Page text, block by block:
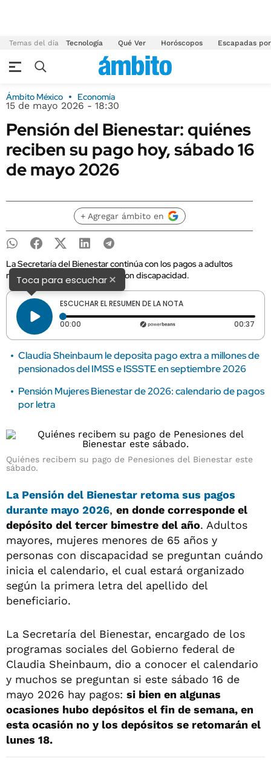
Temas del día Tecnología Qué Ver Horóscopos Escapadas
Ámbito México Economía
15 de mayo 2026 - 18:30
Pensión del Bienestar: quiénes
reciben su pago hoy, sábado 16
de mayo 2026
+ Agregar ámbito en
La Secretaría del Bienestar continúa con los pagos a adultos
mayores, mujeres y personas con discapacidad.
Toca para escuchar×
ESCUCHAR EL RESUMEN DE LA NOTA
00:00 Tiempo transcurrido: 0 segundos 00:37
Claudia Sheinbaum le deposita pago extra a millones de
pensionados del IMSS e ISSSTE en septiembre 2026
Pensión Mujeres Bienestar de 2026: calendario de pagos
por letra
Quiénes recibem su pago de Penesiones del Bienestar este
sábado.
La Pensión del Bienestar retoma sus pagos
durante mayo 2026, en donde corresponde el
depósito del tercer bimestre del año. Adultos
mayores, mujeres menores de 65 años y
personas con discapacidad se preguntan cuándo
inicia el calendario, el cual estará organizado
según la primera letra del apellido del
beneficiario.
La Secretaría del Bienestar, encargado de los
programas sociales del Gobierno federal de
Claudia Sheinbaum, dio a conocer el calendario
y muchos se preguntan si este sábado 16 de
mayo 2026 hay pagos: si bien en algunas
ocasiones hubo depósitos el fin de semana, en
esta ocasión no y los depósitos se retomarán el
lunes 18.